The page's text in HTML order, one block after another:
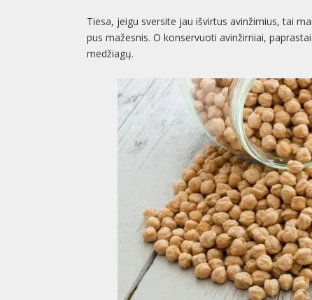
Tiesa, jeigu sversite jau išvirtus avinžirnius, tai
pus mažesnis. O konservuoti avinžirniai,
medžiagų.